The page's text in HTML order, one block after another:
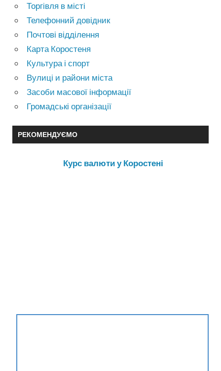
Торгівля в місті
Телефонний довідник
Почтові відділення
Карта Коростеня
Культура і спорт
Вулиці и райони міста
Засоби масової інформації
Громадські організації
РЕКОМЕНДУЄМО
Курс валюти у Коростені